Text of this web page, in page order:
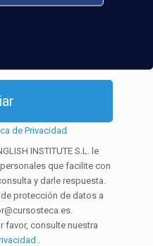
de Privacidad
INSTITUTE S.L. le
que facilite con
y darle respuesta.
protección de datos a
favor, consulte nuestra
.